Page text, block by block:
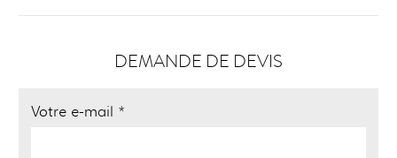
DEMANDE DE DEVIS
Votre e-mail *